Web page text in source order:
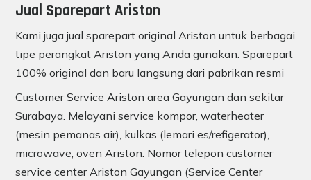
Jual Sparepart Ariston
Kami juga jual sparepart original Ariston untuk berbagai
tipe perangkat Ariston yang Anda gunakan. Sparepart
100% original dan baru langsung dari pabrikan resmi
Customer Service Ariston area Gayungan dan sekitar
Surabaya. Melayani service kompor, waterheater
(mesin pemanas air), kulkas (lemari es/refigerator),
microwave, oven Ariston. Nomor telepon customer
service center Ariston Gayungan (Service Center